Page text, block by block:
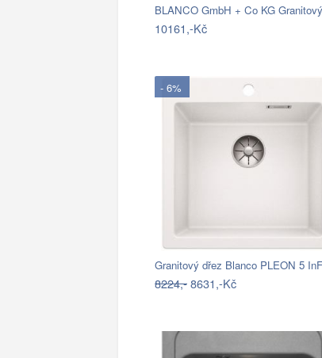
10161,-Kč
- 6%
Granitový dřez Blanco PLEON 5
8224,-8631,-Kč